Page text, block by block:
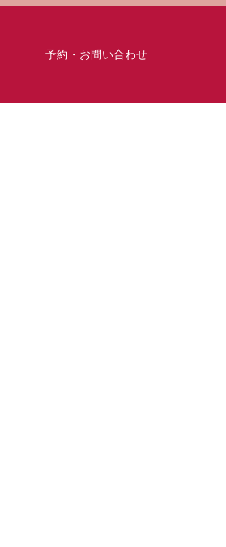
予約・お問い合わせ